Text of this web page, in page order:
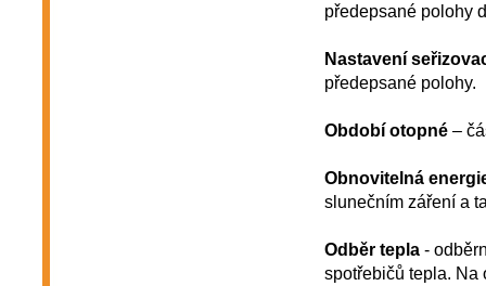
předepsané polohy
Nastavení
předepsané polohy.
Období otopné–
Obnovitelná
slunečním záření a
Odběr tepla-
spotřebičů tepla.